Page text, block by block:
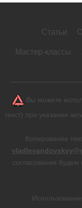
Статьи
Мастер-классы
Вы можете
текст) при указании
Копирование
согласования будем